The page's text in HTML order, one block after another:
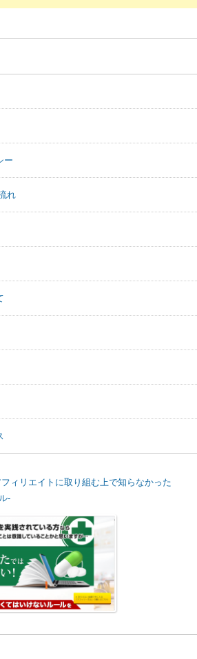
ー
れ
フィリエイトに取り組む上で知らなかった
-